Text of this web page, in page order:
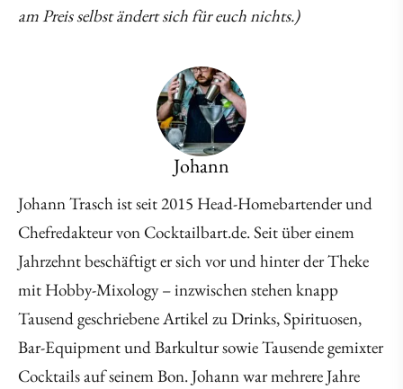
am Preis selbst ändert sich für euch nichts.)
Johann
Johann Trasch ist seit 2015 Head-Homebartender und
Chefredakteur von Cocktailbart.de. Seit über einem
Jahrzehnt beschäftigt er sich vor und hinter der Theke
mit Hobby-Mixology – inzwischen stehen knapp
Tausend geschriebene Artikel zu Drinks, Spirituosen,
Bar-Equipment und Barkultur sowie Tausende gemixter
Cocktails auf seinem Bon. Johann war mehrere Jahre